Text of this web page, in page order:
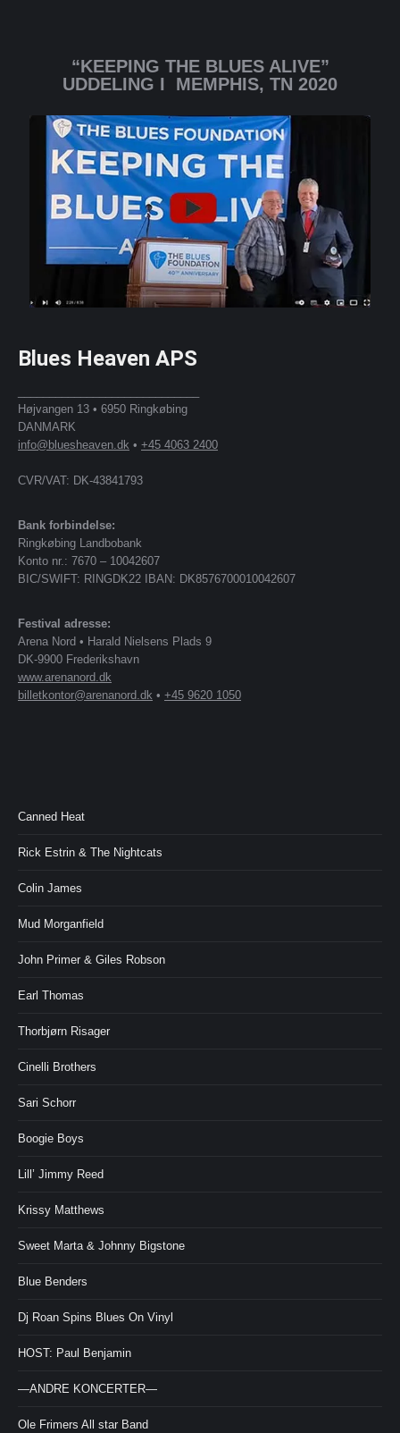
“KEEPING THE BLUES ALIVE”
UDDELING I MEMPHIS, TN 2020
Blues Heaven APS
Højvangen 13 • 6950 Ringkøbing
DANMARK
info@bluesheaven.dk • +45 4063 2400
CVR/VAT: DK-43841793
Bank forbindelse:
Ringkøbing Landbobank
Konto nr.: 7670 – 10042607
BIC/SWIFT: RINGDK22 IBAN: DK8576700010042607
Festival adresse:
Arena Nord • Harald Nielsens Plads 9
DK-9900 Frederikshavn
www.arenanord.dk
billetkontor@arenanord.dk • +45 9620 1050
Canned Heat
Rick Estrin & The Nightcats
Colin James
Mud Morganfield
John Primer & Giles Robson
Earl Thomas
Thorbjørn Risager
Cinelli Brothers
Sari Schorr
Boogie Boys
Lill’ Jimmy Reed
Krissy Matthews
Sweet Marta & Johnny Bigstone
Blue Benders
Dj Roan Spins Blues On Vinyl
HOST: Paul Benjamin
—ANDRE KONCERTER—
Ole Frimers All star Band